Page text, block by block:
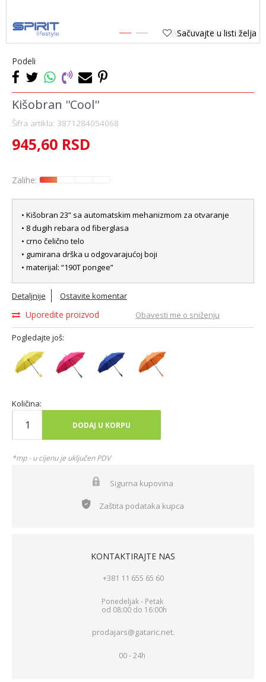
1 2 Sačuvajte u listi želja
Podeli
Kišobran ''Cool''
Šifra artikla: 3871284054068
945,60 RSD
Zalihe:
• Kišobran 23” sa automatskim mehanizmom za otvaranje
• 8 dugih rebara od fiberglasa
• crno čelično telo
• gumirana drška u odgovarajućoj boji
• materijal: “190T pongee”
Detaljnije Ostavite komentar
Uporedite proizvod Obavesti me o sniženju
Pogledajte još:
Količina:
DODAJ U KORPU
*mp - u cijenu je uključen PDV
Sigurna kupovina
Zaštita podataka kupca
KONTAKTIRAJTE NAS
+381 11 655 65 60
Ponedeljak - Petak
od 08:00 do 16:00h
prodajars@gataric.net.
00 - 24h